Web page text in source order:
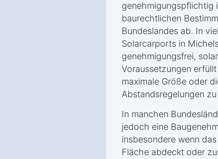
genehmigungspflichtig
baurechtlichen
Bundeslandes ab. In
Solarcarports in
genehmigungsfrei,
Voraussetzungen
maximale Größe oder
Abstandsregelungen
In manchen
jedoch eine
insbesondere wenn
Fläche abdeckt oder